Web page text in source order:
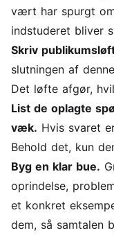
vært har spurgt
indstuderet bliver
Skriv
slutningen af
Det løfte afgør,
List de oplagte
væk. Hvis svaret
Behold det, kun
Byg en klar bue.
oprindelse,
et konkret
dem, så samtalen